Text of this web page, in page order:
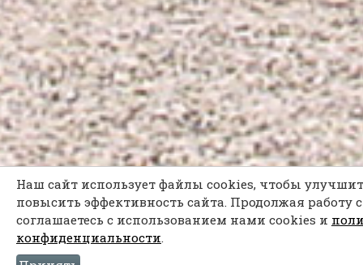
Наш сайт использует файлы cookies, чтобы
повысить эффективность сайта. Продолжая работу
соглашаетесь с использованием нами cookies и
конфиденциальности.